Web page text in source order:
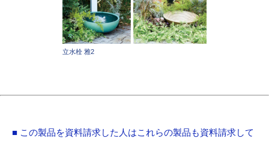
立水栓 雅2
■ この製品を資料請求した人はこれらの製品も資料請求して